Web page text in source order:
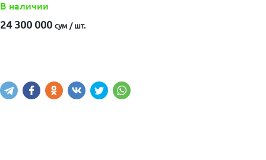
В наличии
24 300 000 сум / шт.